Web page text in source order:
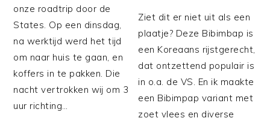
onze roadtrip door de
States. Op een dinsdag,
na werktijd werd het tijd
om naar huis te gaan, en
koffers in te pakken. Die
nacht vertrokken wij om 3
uur richting…
Ziet dit er niet uit als een
plaatje? Deze Bibimbap is
een Koreaans rijstgerecht,
dat ontzettend populair is
in o.a. de VS. En ik maakte
een Bibimpap variant met
zoet vlees en diverse